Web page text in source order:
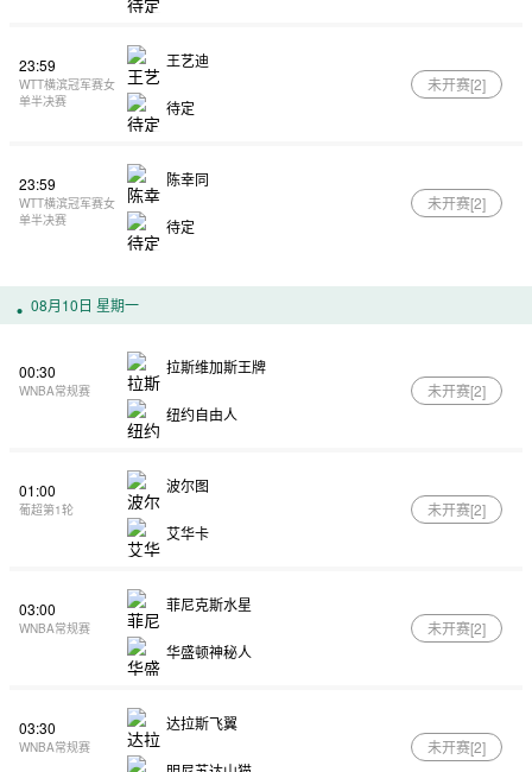
23:59
WTT横滨冠军赛女
单半决赛
王艺迪
待定
未开赛[2]
23:59
WTT横滨冠军赛女
单半决赛
陈幸同
待定
未开赛[2]
08月10日 星期一
00:30
WNBA常规赛
拉斯维加斯王牌
纽约自由人
未开赛[2]
01:00
葡超第1轮
波尔图
艾华卡
未开赛[2]
03:00
WNBA常规赛
菲尼克斯水星
华盛顿神秘人
未开赛[2]
03:30
WNBA常规赛
达拉斯飞翼
未开赛[2]